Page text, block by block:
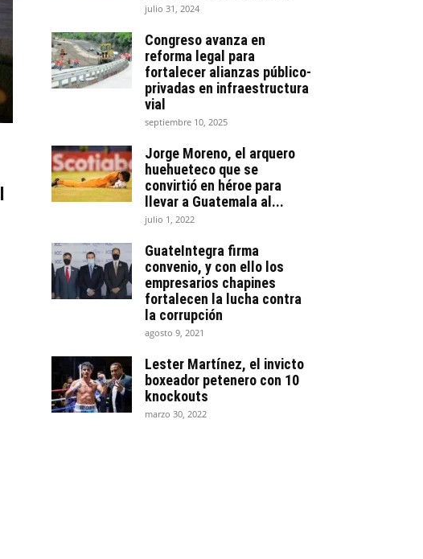
julio 31, 2024
Congreso avanza en
reforma legal para
fortalecer alianzas público-
privadas en infraestructura
vial
septiembre 10, 2025
Jorge Moreno, el arquero
huehueteco que se
convirtió en héroe para
llevar a Guatemala al...
julio 1, 2022
GuateIntegra firma
convenio, y con ello los
empresarios chapines
fortalecen la lucha contra
la corrupción
agosto 9, 2021
Lester Martínez, el invicto
boxeador petenero con 10
knockouts
marzo 30, 2022